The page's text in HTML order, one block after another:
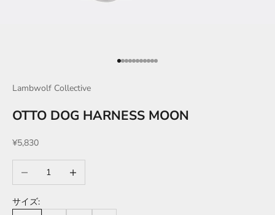
I18n Error: Missing interpolation value
I18n Error: Missing interpolation value
I18n Error: Missing interpolation value
I18n Error: Missing interpolation
I18n Error: Missing interpolation
I18n Error: Missing interpolation
I18n Error: Missing interpolation
I18n Error: Missing interpolation
I18n Error: Missing interpolation
I18n Error: Missing
I18n Error: Missing
Lambwolf Collective
OTTO DOG HARNESS MOON
セール価格
¥5,830
数量を減らす 数量を増やす
サイズ: